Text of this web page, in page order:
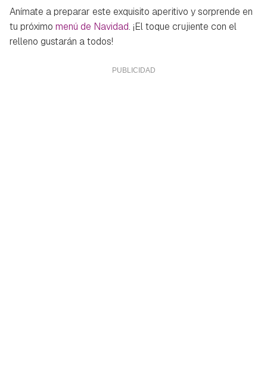
Anímate a preparar este exquisito aperitivo y sorprende en
tu próximo menú de Navidad. ¡El toque crujiente con el
relleno gustarán a todos!